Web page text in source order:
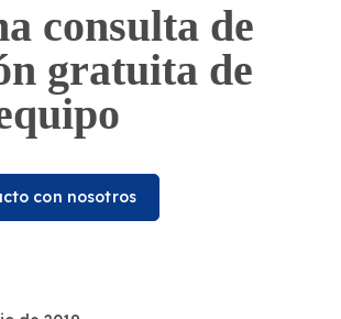
consulta de
gratuita de
con nosotros